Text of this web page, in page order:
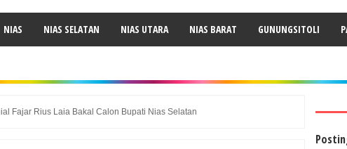
NIAS NIAS SELATAN NIAS UTARA NIAS BARAT GUNUNGSITOLI
Fajar Rius Laia Bakal Calon Bupati Nias Selatan